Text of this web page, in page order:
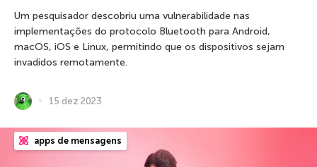
Um pesquisador descobriu uma vulnerabilidade nas
implementações do protocolo Bluetooth para Android,
macOS, iOS e Linux, permitindo que os dispositivos sejam
invadidos remotamente.
15 dez 2023
apps de mensagens